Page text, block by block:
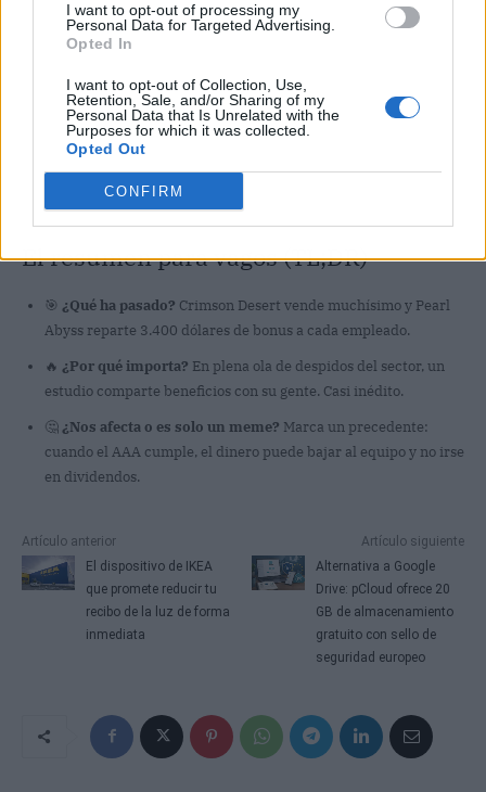
I want to opt-out of processing my
Personal Data for Targeted Advertising.
Opted In
I want to opt-out of Collection, Use,
Retention, Sale, and/or Sharing of my
Personal Data that Is Unrelated with the
Purposes for which it was collected.
Opted Out
CONFIRM
El resumen para vagos (TL;DR)
🎯 ¿Qué ha pasado? Crimson Desert vende muchísimo y Pearl
Abyss reparte 3.400 dólares de bonus a cada empleado.
🔥 ¿Por qué importa? En plena ola de despidos del sector, un
estudio comparte beneficios con su gente. Casi inédito.
🤔¿Nos afecta o es solo un meme? Marca un precedente:
cuando el AAA cumple, el dinero puede bajar al equipo y no irse
en dividendos.
Artículo anterior
El dispositivo de IKEA
que promete reducir tu
recibo de la luz de forma
inmediata
Artículo siguiente
Alternativa a Google
Drive: pCloud ofrece 20
GB de almacenamiento
gratuito con sello de
seguridad europeo